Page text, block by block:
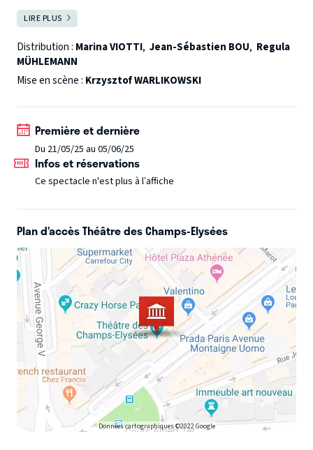
cordes caressantes, ses cuivres gonflés d’ardeur, il exprime
jusque dans ses soupirs les plaisirs de la nuit enflammée
que vient de vivre la Maréchale et son jeune amant
Octavian. Représentation en audiodescription
mai.
LIRE PLUS
Distribution : Marina VIOTTI, Jean-Sébastien BOU, Regula
MÜHLEMANN
Mise en scène : Krzysztof WARLIKOWSKI
Première et dernière
Du 21/05/25 au 05/06/25
Infos et réservations
Ce spectacle n'est plus à l’affiche
Plan d’accès Théâtre des Champs-Elysées
Données cartographiques ©2022 Google